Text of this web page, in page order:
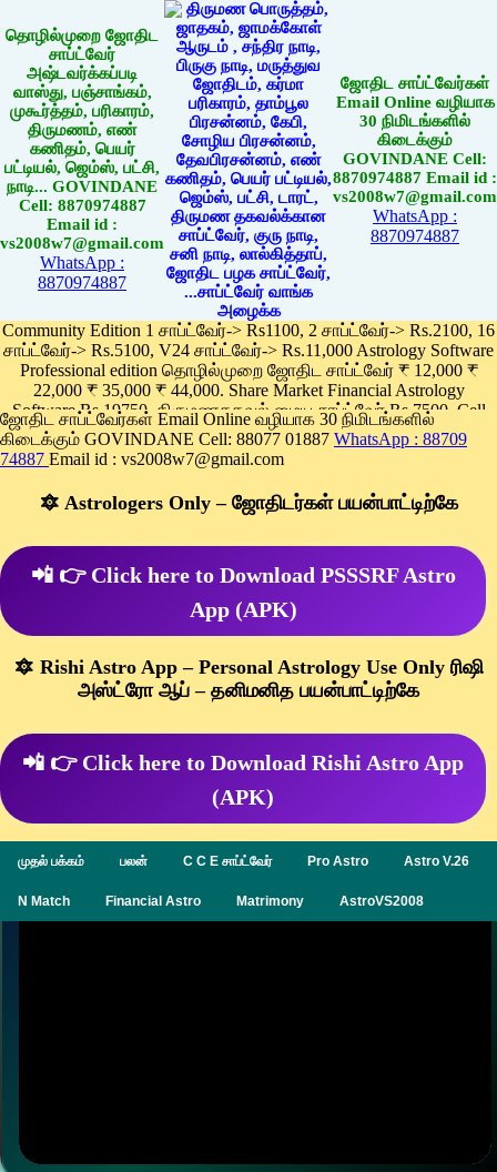
தொழில்முறை ஜோதிட
சாப்ட்வேர்
அஷ்டவர்க்கப்படி
வாஸ்து, பஞ்சாங்கம்,
முகூர்த்தம், பரிகாரம்,
திருமணம், எண்
கணிதம், பெயர்
பட்டியல், ஜெம்ஸ், பட்சி,
நாடி... GOVINDANE
Cell: 8870974887
Email id :
vs2008w7@gmail.com
WhatsApp :
8870974887
ஜோதிட சாப்ட்வேர்கள்
Email Online வழியாக
30 நிமிடங்களில்
கிடைக்கும்
GOVINDANE Cell:
8870974887 Email id :
vs2008w7@gmail.com
WhatsApp :
8870974887
Community Edition 1 சாப்ட்வேர்-> Rs1100, 2 சாப்ட்வேர்-> Rs.2100, 16
சாப்ட்வேர்-> Rs.5100, V24 சாப்ட்வேர்-> Rs.11,000 Astrology Software
Professional edition தொழில்முறை ஜோதிட சாப்ட்வேர் ₹ 12,000 ₹
22,000 ₹ 35,000 ₹ 44,000. Share Market Financial Astrology
Software Rs.19750, திருமணதகவல் மைய சாப்ட்வேர் Rs.7500, Cell
Phone App Rs. 1100
Pay online
ஜோதிட சாப்ட்வேர்கள் Email Online வழியாக 30 நிமிடங்களில்
கிடைக்கும் GOVINDANE Cell: 88077 01887 WhatsApp : 88709
74887 Email id : vs2008w7@gmail.com
🔯 Astrologers Only – ஜோதிடர்கள் பயன்பாட்டிற்கே
📲 👉 Click here to Download PSSSRF Astro
App (APK)
🔯 Rishi Astro App – Personal Astrology Use Only ரிஷி
அஸ்ட்ரோ ஆப் – தனிமனித பயன்பாட்டிற்கே
📲 👉 Click here to Download Rishi Astro App
(APK)
முதல் பக்கம் பலன் C C E சாப்ட்வேர் Pro Astro Astro V.26
N Match Financial Astro Matrimony AstroVS2008